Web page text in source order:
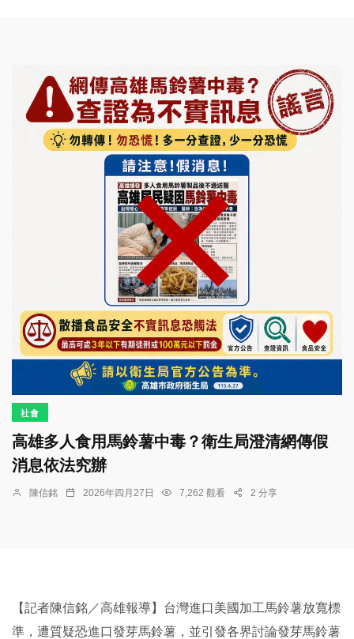
社會
高雄多人食用馬鈴薯中毒？衛生局澄清網傳假
消息依法究辦
陳信銘 2026年四月27日 7,262 觀看 2 分享
【記者陳信銘／高雄報導】台灣進口美國加工馬鈴薯放寬標
準，遭質疑恐進口發芽馬鈴薯，並引發各界討論發芽馬鈴薯